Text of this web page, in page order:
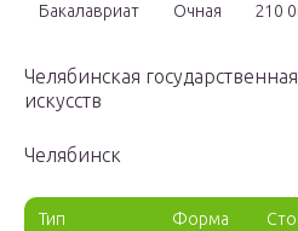
Бакалавриат Очная 210
Челябинская
искусств
Челябинск
Тип Форма